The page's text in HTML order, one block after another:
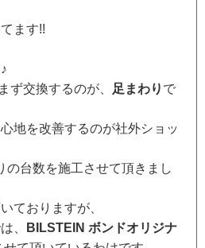
ます!!
ず交換するのが、 足まわり で
地を改善するのが社外ショッ
の台数を施工させて頂きまし
ておりますが、
、
BILSTEIN ボンドオリジナ